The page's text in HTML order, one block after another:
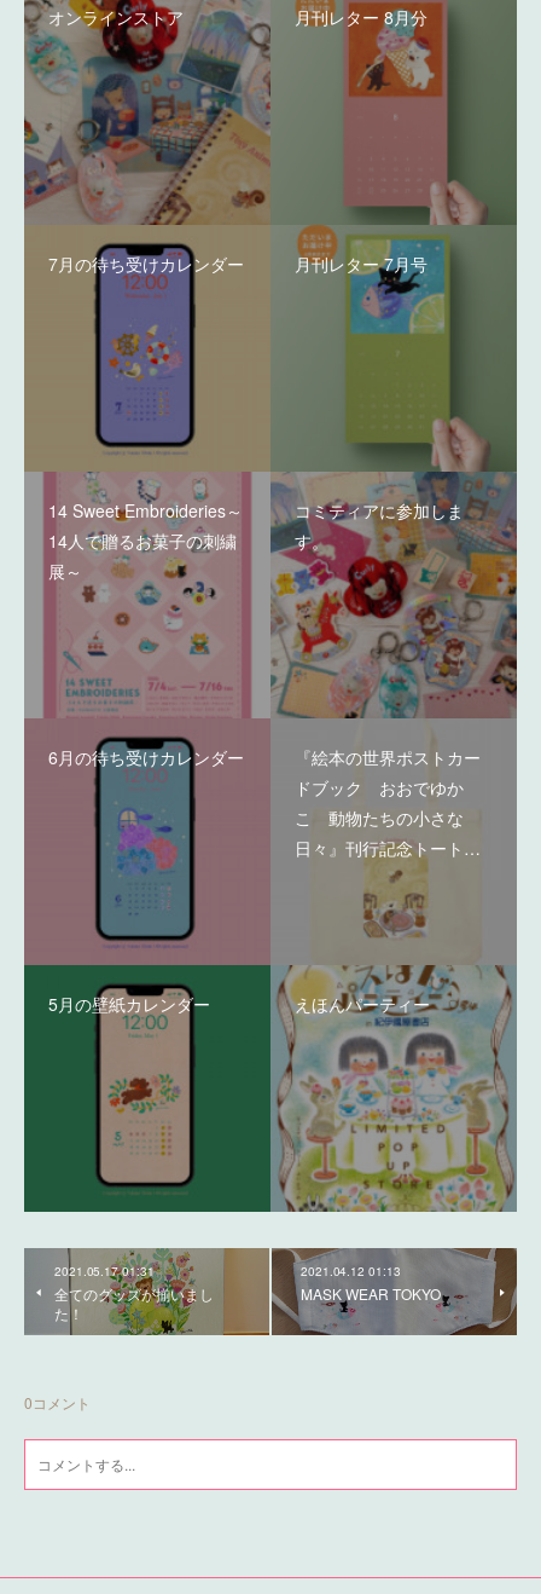
オンラインストア 月刊レター 8月分
7月の待ち受けカレンダー 月刊レター 7月号
14 Sweet Embroideries～
14人で贈るお菓子の刺繍
展～
コミティアに参加しま
す。
6月の待ち受けカレンダー
『絵本の世界ポストカー
ドブック おおでゆか
こ 動物たちの小さな
日々』刊行記念トート…
5月の壁紙カレンダー えほんパーティー
2021.05.17 01:31
全てのグッズが揃いまし
た！
2021.04.12 01:13
MASK WEAR TOKYO
0コメント